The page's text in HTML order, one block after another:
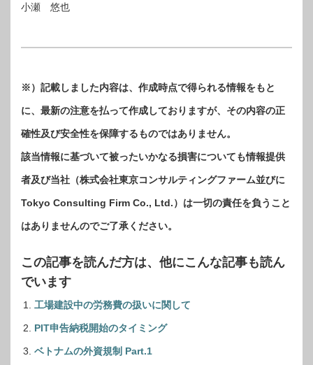
小瀬 悠也
※）記載しました内容は、作成時点で得られる情報をもと
に、最新の注意を払って作成しておりますが、その内容の正
確性及び安全性を保障するものではありません。
該当情報に基づいて被ったいかなる損害についても情報提供
者及び当社（株式会社東京コンサルティングファーム並びに
Tokyo Consulting Firm Co., Ltd.）は一切の責任を負うこと
はありませんのでご了承ください。
この記事を読んだ方は、他にこんな記事も読ん
でいます
工場建設中の労務費の扱いに関して
PIT申告納税開始のタイミング
ベトナムの外資規制 Part.1